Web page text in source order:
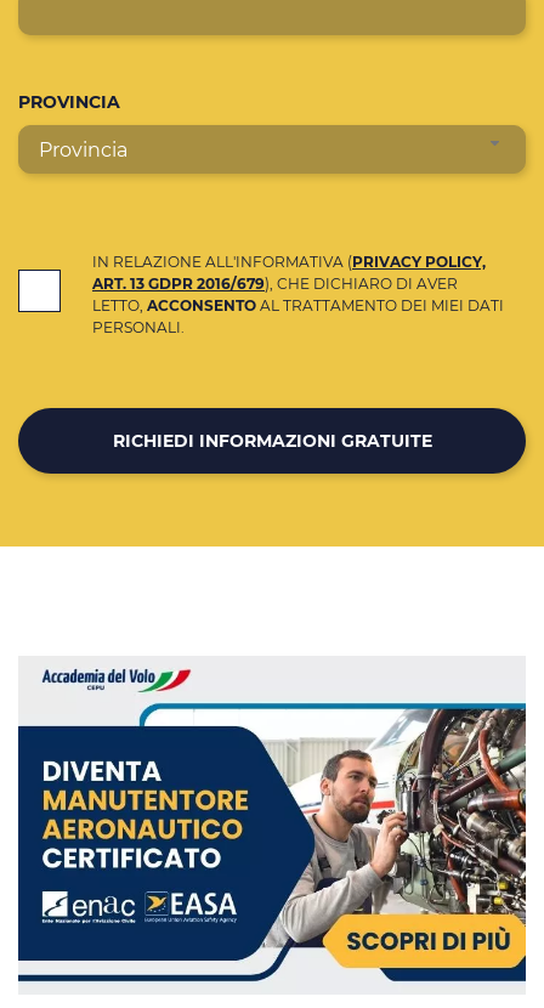
PROVINCIA
Provincia
IN RELAZIONE ALL'INFORMATIVA (PRIVACY POLICY,
ART. 13 GDPR 2016/679), CHE DICHIARO DI AVER
LETTO, ACCONSENTO AL TRATTAMENTO DEI MIEI DATI
PERSONALI.
RICHIEDI INFORMAZIONI GRATUITE